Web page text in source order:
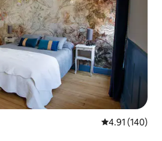
औसत रेटिंग 5 में से
4.91 (140)